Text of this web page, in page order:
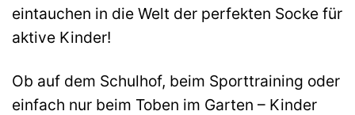
eintauchen in die Welt der perfekten Socke für
aktive Kinder!
Ob auf dem Schulhof, beim Sporttraining oder
einfach nur beim Toben im Garten – Kinder